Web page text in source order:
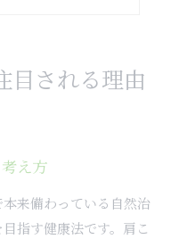
う仕組みと効果
性と動きやすさ
の高まり方
術
目される理由
え方
来備わっている自然治
指す健康法です。肩こ